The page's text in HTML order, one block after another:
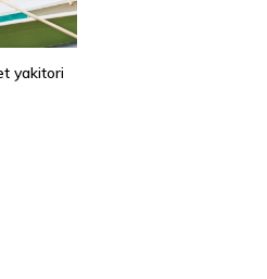
yakitori